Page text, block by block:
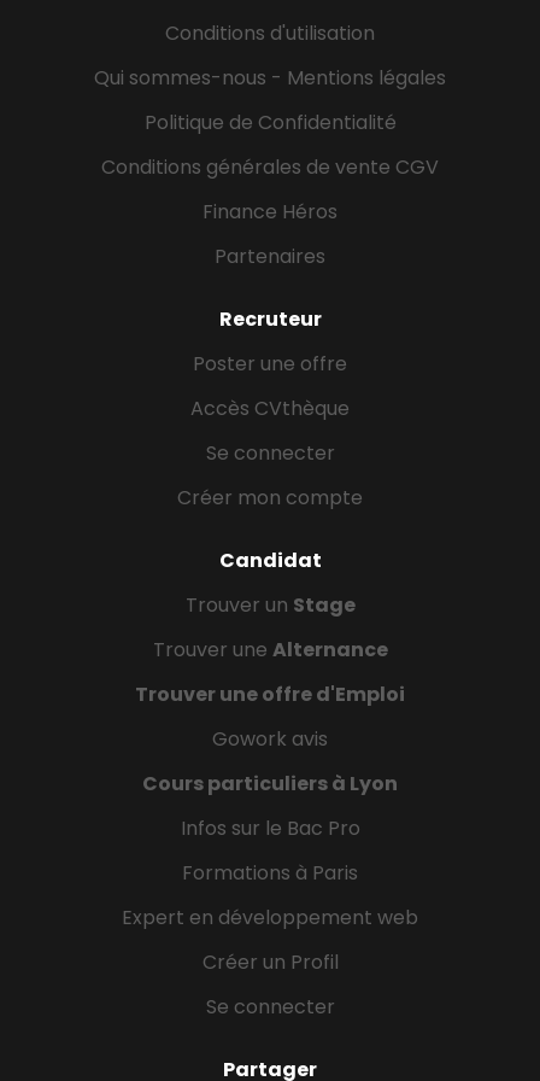
l'amélioration et la maintenance de leurs
entité est de contribuer à l'industrialisation de notre
Région. Vos...
Conditions d'utilisation
Qui sommes-nous - Mentions légales
Politique de Confidentialité
Conditions générales de vente CGV
Finance Héros
Partenaires
Recruteur
Poster une offre
Accès CVthèque
Se connecter
Créer mon compte
Candidat
Trouver un Stage
Trouver une Alternance
Trouver une offre d'Emploi
Gowork avis
Cours particuliers à Lyon
Infos sur le Bac Pro
Formations à Paris
Expert en développement web
Créer un Profil
Se connecter
Partager